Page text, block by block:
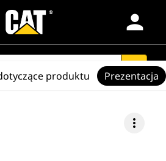
person
search
more_vert
produktu Prezentacja